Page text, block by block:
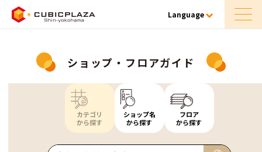
Language
ショップ・フロアガイド
カテゴリ
から探す
ショップ名
から探す
フロア
から探す